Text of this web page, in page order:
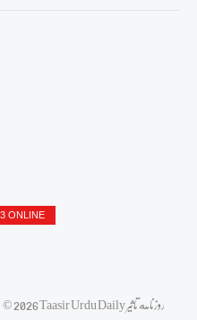
ONLINE
© 2026 Taasir Urdu Daily روزنامه تاثیر